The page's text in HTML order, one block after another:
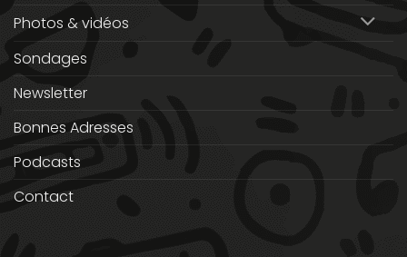
Photos & vidéos
Sondages
Newsletter
Bonnes Adresses
Podcasts
Contact